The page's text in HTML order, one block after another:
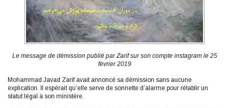
Le message de démission publié par Zarif sur son compte instagram le 25
février 2019
Mohammad Javad Zarif avait annoncé sa démission sans aucune
explication. Il espérait qu’elle serve de sonnette d’alarme pour rétablir un
statut légal à son ministère.